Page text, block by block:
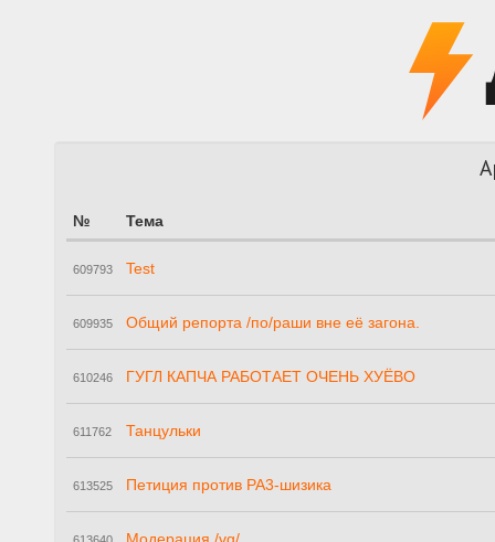
№ Тема
609793 Test
609935 Общий репорта /по/раши вне её загона.
610246 ГУГЛ КАПЧА РАБОТАЕТ ОЧЕНЬ ХУЁВО
611762 Танцульки
613525 Петиция против РА3-шизика
Модерация /vg/